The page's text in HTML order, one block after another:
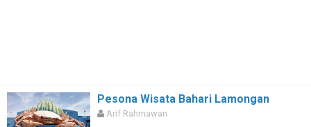
Pesona Wisata Bahari Lamongan
Arif Rahmawan